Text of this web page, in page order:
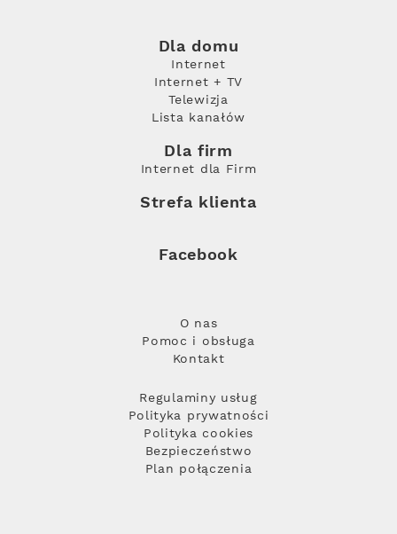
Dla domu
Internet
Internet + TV
Telewizja
Lista kanałów
Dla firm
Internet dla Firm
Strefa klienta
Facebook
O nas
Pomoc i obsługa
Kontakt
Regulaminy usług
Polityka prywatności
Polityka cookies
Bezpieczeństwo
Plan połączenia